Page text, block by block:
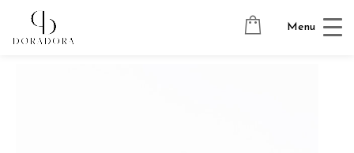
Menu
Avaleht Kõrvarõngaste ripatsid
PILLOW